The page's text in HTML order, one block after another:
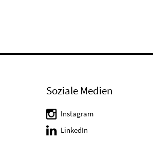
Soziale Medien
Instagram
LinkedIn